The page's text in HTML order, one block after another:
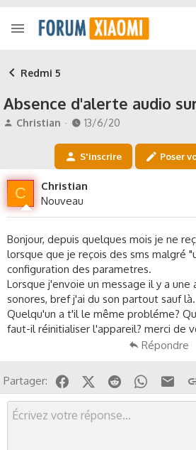
Redmi 5
Absence d'alerte audio
A
u
r
e
a
d
i
s
c
u
s
n
Christian
D
e
e
é
u
t
13/6/20
S'inscrire Poser
C
Christian
Nouveau
Bonjour, depuis quelques mois je ne
lorsque que je reçois des sms malgré
configuration des parametres.
Lorsque j'envoie un message il y a
sonores, bref j'ai du son partout sauf
Quelqu'un a t'il le même probléme?
faut-il réinitialiser l'appareil? merci de
Répondre
Partager: FacebookX (Twitter)
Reddit